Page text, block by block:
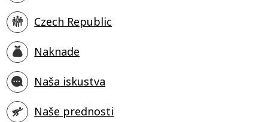
Czech Republic
Naknade
Naša iskustva
Naše prednosti